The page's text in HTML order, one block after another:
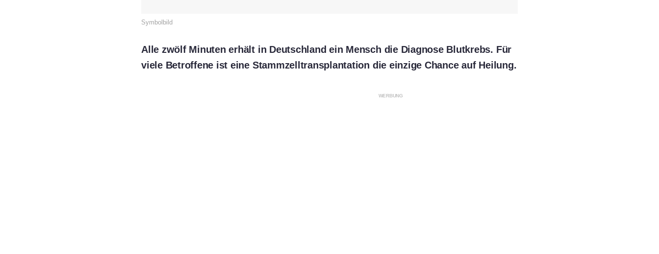
Symbolbild
Alle zwölf Minuten erhält in Deutschland ein Mensch die Diagnose Blutkrebs. Für
viele Betroffene ist eine Stammzelltransplantation die einzige Chance auf Heilung.
WERBUNG